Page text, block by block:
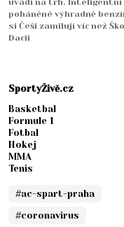
uvádí na trh. Inteligentní
poháněné výhradně
si Češi zamilují víc než
Dacii
SportyŽivě.cz
Basketbal
Formule 1
Fotbal
Hokej
MMA
Tenis
#ac-spart-praha
#coronavirus